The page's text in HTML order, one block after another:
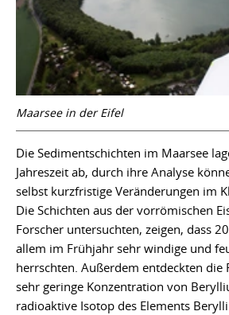
Maarsee in der Eifel
Die Sedimentschichten im Maarsee
Jahreszeit ab, durch ihre Analyse
selbst kurzfristige Veränderungen im
Die Schichten aus der vorrömischen
Forscher untersuchten, zeigen, dass
allem im Frühjahr sehr windige und
herrschten. Außerdem entdeckten die
sehr geringe Konzentration von
radioaktive Isotop des Elements